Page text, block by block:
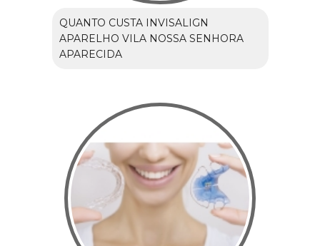
QUANTO CUSTA INVISALIGN
APARELHO VILA NOSSA SENHORA
APARECIDA